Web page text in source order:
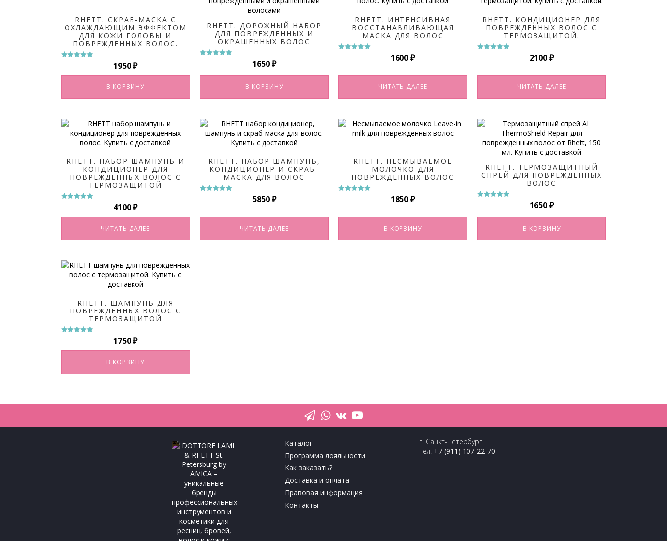
RHETT. CКРАБ-МАСКА С
ОХЛАЖДАЮЩИМ ЭФФЕКТОМ
ДЛЯ КОЖИ ГОЛОВЫ И
ПОВРЕЖДЕННЫХ ВОЛОС.
из 5
1950₽
В КОРЗИНУ
RHETT. ДОРОЖНЫЙ НАБОР
ДЛЯ ПОВРЕЖДЕННЫХ И
ОКРАШЕННЫХ ВОЛОС
1650₽
В КОРЗИНУ
RHETT. ИНТЕНСИВНАЯ
ВОССТАНАВЛИВАЮЩАЯ
МАСКА ДЛЯ ВОЛОС
1600₽
ЧИТАТЬ ДАЛЕЕ
RHETT. КОНДИЦИОНЕР ДЛЯ
ПОВРЕЖДЕННЫХ ВОЛОС С
ТЕРМОЗАЩИТОЙ.
2100₽
ЧИТАТЬ ДАЛЕЕ
RHETT. НАБОР ШАМПУНЬ И
КОНДИЦИОНЕР ДЛЯ
ПОВРЕЖДЕННЫХ ВОЛОС С
ТЕРМОЗАЩИТОЙ
из 5
4100₽
ЧИТАТЬ ДАЛЕЕ
RHETT. НАБОР ШАМПУНЬ,
КОНДИЦИОНЕР И СКРАБ-
МАСКА ДЛЯ ВОЛОС
5850₽
ЧИТАТЬ ДАЛЕЕ
RHETT. НЕСМЫВАЕМОЕ
МОЛОЧКО ДЛЯ
ПОВРЕЖДЕННЫХ ВОЛОС
1850₽
В КОРЗИНУ
RHETT. ТЕРМОЗАЩИТНЫЙ
СПРЕЙ ДЛЯ ПОВРЕЖДЕННЫХ
ВОЛОС
1650₽
В КОРЗИНУ
RHETT. ШАМПУНЬ ДЛЯ
ПОВРЕЖДЕННЫХ ВОЛОС С
ТЕРМОЗАЩИТОЙ
из 5
1750₽
В КОРЗИНУ
Каталог
Программа лояльности
Как заказать?
Доставка и оплата
Правовая информация
Контакты
г. Санкт-Петербург
тел: +7 (911) 107-22-70